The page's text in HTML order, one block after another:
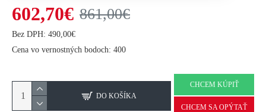
602,70€ 861,00€
Bez DPH: 490,00€
Cena vo vernostných bodoch: 400
DO KOŠÍKA
CHCEM KÚPIŤ
CHCEM SA OPÝTAŤ